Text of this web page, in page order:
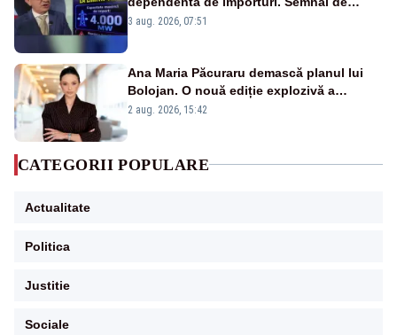
alarmă tras de un expert în energie
3 aug. 2026, 07:51
Ana Maria Păcuraru demască planul lui
Bolojan. O nouă ediție explozivă a
emisiunii „Miza Zilei” la Realitatea PLUS
2 aug. 2026, 15:42
CATEGORII POPULARE
Actualitate
Politica
Justitie
Sociale